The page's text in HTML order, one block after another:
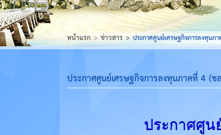
หน้าแรก ข่าวสาร ประกาศศูนย์เศรษฐกิจการลงทุนภ
ประกาศศูนย์เศรษฐกิจการลงทุนภาคที่ 4 (
ประกาศศูน